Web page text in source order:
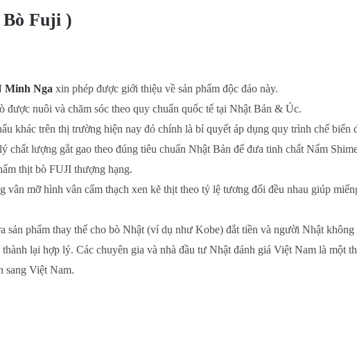
Fuji )
Minh Nga xin phép được giới thiệu về sản phẩm độc đáo này.
nuôi và chăm sóc theo quy chuẩn quốc tế tại Nhật Bản & Úc.
khác trên thị trường hiện nay đó chính là bí quyết áp dụng quy trình chế biến
lượng gắt gao theo đúng tiêu chuẩn Nhật Bản để đưa tinh chất Nấm
thịt bò FUJI thượng hạng.
mỡ hình vân cẩm thạch xen kẽ thịt theo tỷ lệ tương đối đều nhau giúp
phẩm thay thế cho bò Nhật (ví dụ như Kobe) đắt tiền và người Nhật
lại hợp lý. Các chuyên gia và nhà đầu tư Nhật đánh giá Việt Nam là một
sang Việt Nam.